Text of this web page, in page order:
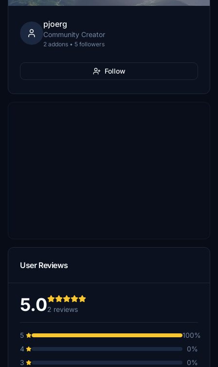
pjoerg
Community Creator
2 addons • 5 followers
Follow
User Reviews
5.02 reviews
5
100%
4
0%
3
0%